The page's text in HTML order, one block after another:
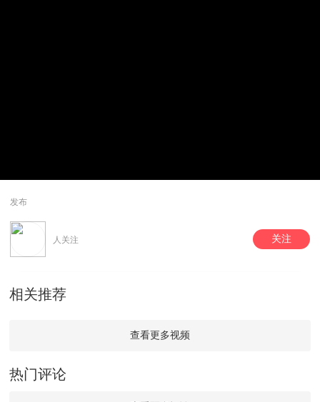
发布
人关注 关注
相关推荐
查看更多视频
热门评论